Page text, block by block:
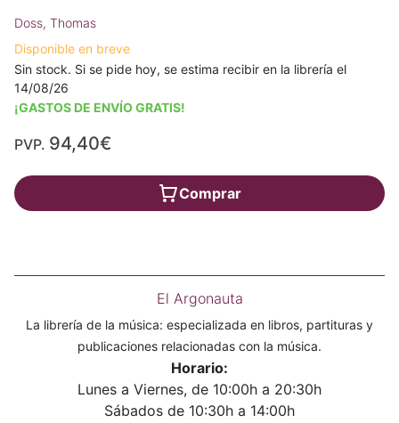
Doss, Thomas
Disponible en breve
Sin stock. Si se pide hoy, se estima recibir en la librería el
14/08/26
¡GASTOS DE ENVÍO GRATIS!
PVP. 94,40€
Comprar
El Argonauta
La librería de la música: especializada en libros, partituras y
publicaciones relacionadas con la música.
Horario:
Lunes a Viernes, de 10:00h a 20:30h
Sábados de 10:30h a 14:00h